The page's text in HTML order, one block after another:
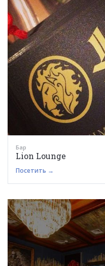
Бар
Lion Lounge
Посетить →